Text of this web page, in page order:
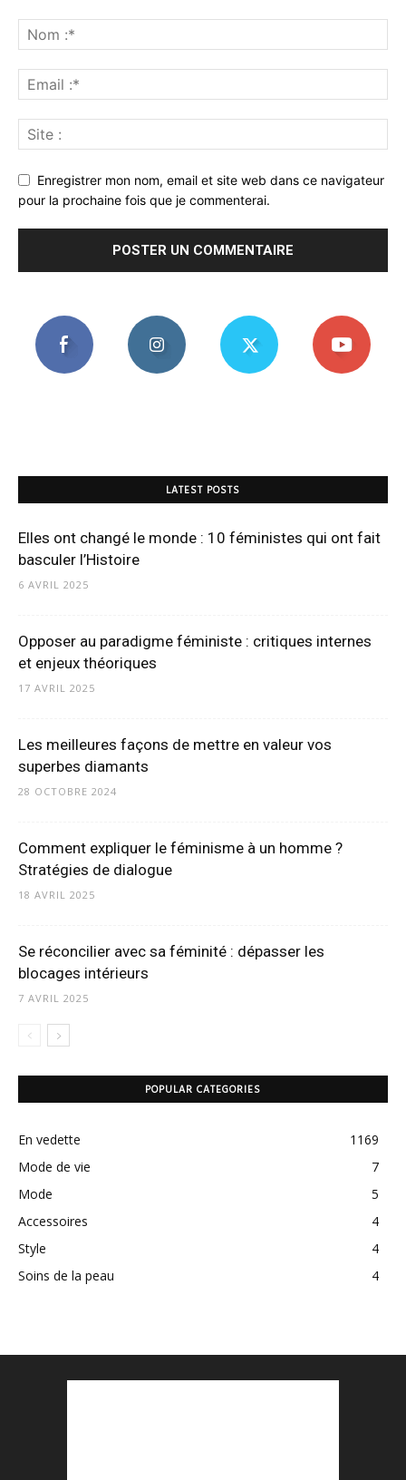
Enregistrer mon nom, email et site web dans ce navigateur
pour la prochaine fois que je commenterai.
LATEST POSTS
Elles ont changé le monde : 10 féministes qui ont fait
basculer l’Histoire
6 AVRIL 2025
Opposer au paradigme féministe : critiques internes
et enjeux théoriques
17 AVRIL 2025
Les meilleures façons de mettre en valeur vos
superbes diamants
28 OCTOBRE 2024
Comment expliquer le féminisme à un homme ?
Stratégies de dialogue
18 AVRIL 2025
Se réconcilier avec sa féminité : dépasser les
blocages intérieurs
7 AVRIL 2025
POPULAR CATEGORIES
En vedette
1169
Mode de vie
7
Mode
5
Accessoires
4
Style
4
Soins de la peau
4